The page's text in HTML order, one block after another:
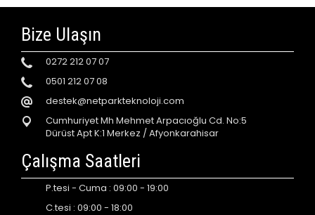
Bize Ulaşın
0272 212 07 07
0501 212 07 08
destek@netparkteknoloji.com
Cumhuriyet Mh Mehmet Arpacıoğlu Cd. No:5
Dürüst Apt K:1 Merkez / Afyonkarahisar
Çalışma Saatleri
P.tesi - Cuma : 09:00 - 19:00
C.tesi : 09:00 - 18:00